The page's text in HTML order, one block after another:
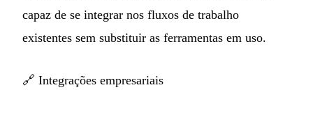
capaz de se integrar nos fluxos de trabalho
existentes sem substituir as ferramentas em uso.
🔗 Integrações empresariais